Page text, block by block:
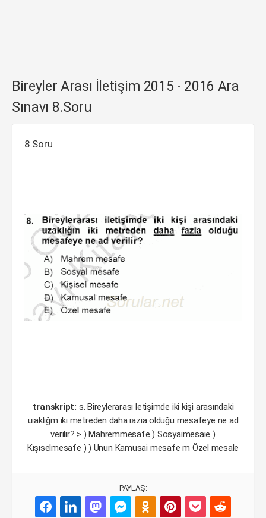
Bireyler Arası İletişim 2015 - 2016 Ara
Sınavı 8.Soru
8.Soru
transkript: s. Bireylerarası letişimde iki kişi arasındaki
uıakliğm iki metreden daha ıazia olduğu mesafeye ne ad
verilır? > ) Mahremmesafe ) Sosyaimesaıe )
Kışıselmesafe ) ) Unun Kamusai mesafe m Özel mesale
PAYLAŞ: